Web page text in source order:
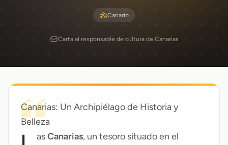
Canario
Carta al responsable de cultura de Canarias
Canarias: Un Archipiélago de Historia y
Belleza
LasCanarias, un tesoro situado en el